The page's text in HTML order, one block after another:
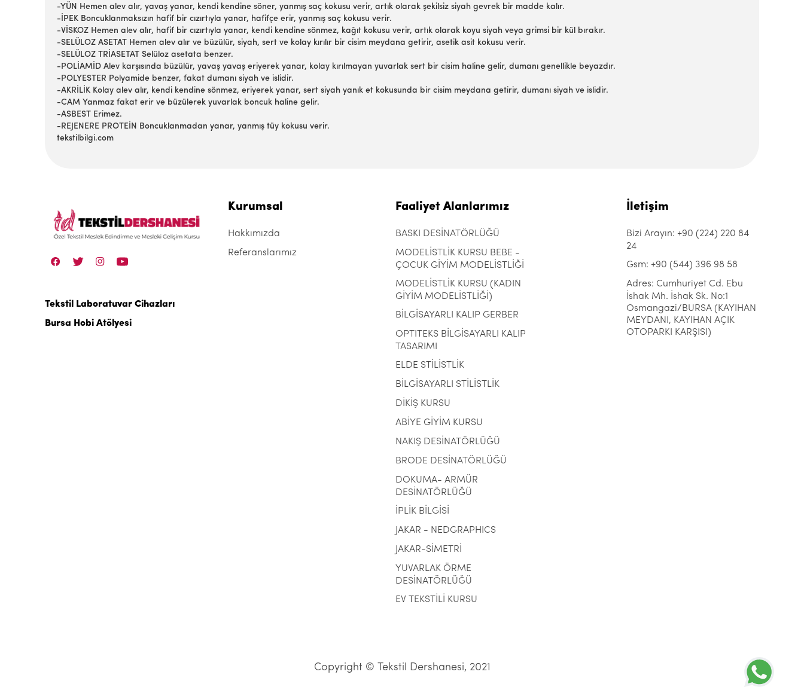
-YÜN Hemen alev alır, yavaş yanar, kendi kendine söner, yanmış saç kokusu verir, artık olarak şekilsiz siyah gevrek bir madde kalır.
-İPEK Boncuklanmaksızın hafif bir cızırtıyla yanar, hafifçe erir, yanmış saç kokusu verir.
-VİSKOZ Hemen alev alır, hafif bir cızırtıyla yanar, kendi kendine sönmez, kağıt kokusu verir, artık olarak koyu siyah veya grimsi bir kül bırakır.
-SELÜLOZ ASETAT Hemen alev alır ve büzülür, siyah, sert ve kolay kırılır bir cisim meydana getirir, asetik asit kokusu verir.
-SELÜLOZ TRİASETAT Selüloz asetata benzer.
-POLİAMİD Alev karşısında büzülür, yavaş yavaş eriyerek yanar, kolay kırılmayan yuvarlak sert bir cisim haline gelir, dumanı genellikle beyazdır.
-POLYESTER Polyamide benzer, fakat dumanı siyah ve islidir.
-AKRİLİK Kolay alev alır, kendi kendine sönmez, eriyerek yanar, sert siyah yanık et kokusunda bir cisim meydana getirir, dumanı siyah ve islidir.
-CAM Yanmaz fakat erir ve büzülerek yuvarlak boncuk haline gelir.
-ASBEST Erimez.
-REJENERE PROTEİN Boncuklanmadan yanar, yanmış tüy kokusu verir.
tekstilbilgi.com
Tekstil Laboratuvar Cihazları
Bursa Hobi Atölyesi
Kurumsal
Hakkımızda
Referanslarımız
Faaliyet Alanlarımız
BASKI DESİNATÖRLÜĞÜ
MODELİSTLİK KURSU BEBE -
ÇOCUK GİYİM MODELİSTLİĞİ
MODELİSTLİK KURSU (KADIN
GİYİM MODELİSTLİĞİ)
BİLGİSAYARLI KALIP GERBER
OPTITEKS BİLGİSAYARLI KALIP
TASARIMI
ELDE STİLİSTLİK
BİLGİSAYARLI STİLİSTLİK
DİKİŞ KURSU
ABİYE GİYİM KURSU
NAKIŞ DESİNATÖRLÜĞÜ
BRODE DESİNATÖRLÜĞÜ
DOKUMA- ARMÜR
DESİNATÖRLÜĞÜ
İPLİK BİLGİSİ
JAKAR - NEDGRAPHICS
JAKAR-SİMETRİ
YUVARLAK ÖRME
DESİNATÖRLÜĞÜ
EV TEKSTİLİ KURSU
İletişim
Bizi Arayın: +90 (224) 220 84
24
Gsm: +90 (544) 396 98 58
Adres: Cumhuriyet Cd. Ebu
İshak Mh. İshak Sk. No:1
Osmangazi/BURSA (KAYIHAN
MEYDANI, KAYIHAN AÇIK
OTOPARKI KARŞISI)
Copyright © Tekstil Dershanesi, 2021